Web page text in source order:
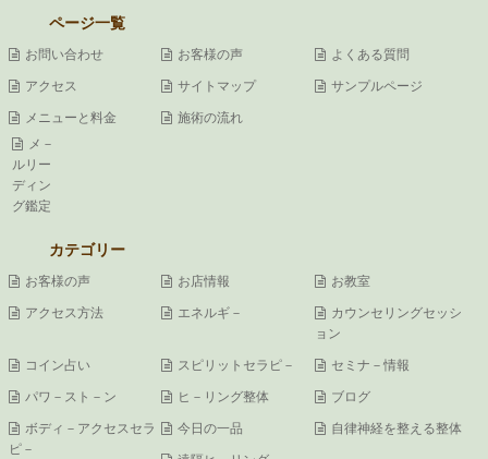
ページ一覧
お問い合わせ お客様の声 よくある質問
アクセス サイトマップ サンプルページ
メニューと料金
メ－
ルリー
ディン
グ鑑定
施術の流れ
カテゴリー
お客様の声 お店情報 お教室
アクセス方法 エネルギ－
カウンセリングセッシ
ョン
コイン占い スピリットセラピ－ セミナ－情報
パワ－スト－ン ヒ－リング整体 ブログ
ボディ－アクセスセラ
ピ－
今日の一品 自律神経を整える整体